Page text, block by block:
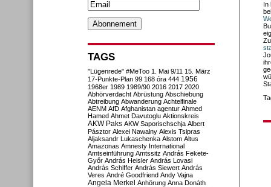
In
TAGS
"Lügenrede" #MeToo 1. Mai 9/11 15. März
17-Punkte-Plan 99 168 óra 444 1956
1968er 1989 1989/90 2016 2017 2020
Abhörverdacht Abrüstung Abschiebung
Abtreibung Abwanderung Achtelfinale
AENM AfD Afghanistan agentur Ahmed
Hamed Ahmet Davutoglu Aktionskreis
AKW Paks AKW Saporischschja Albert
Pásztor Alexei Nawalny Alexis Tsipras
Aljaksandr Lukaschenka Alstom Altus
Amazonas Amnesty International
Amtseinführung Amtssitz András Fekete-
Győr András Heisler András Lovasi
András Schiffer András Siewert András
Veres André Goodfriend Andy Vajna
Angela Merkel Anhörung Anna Donáth